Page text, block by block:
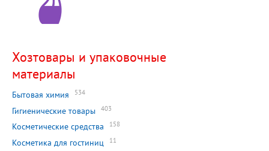
Хозтовары и упаковочные
материалы
Бытовая химия 534
Гигиенические товары 403
Косметические средства 158
Косметика для гостиниц 11